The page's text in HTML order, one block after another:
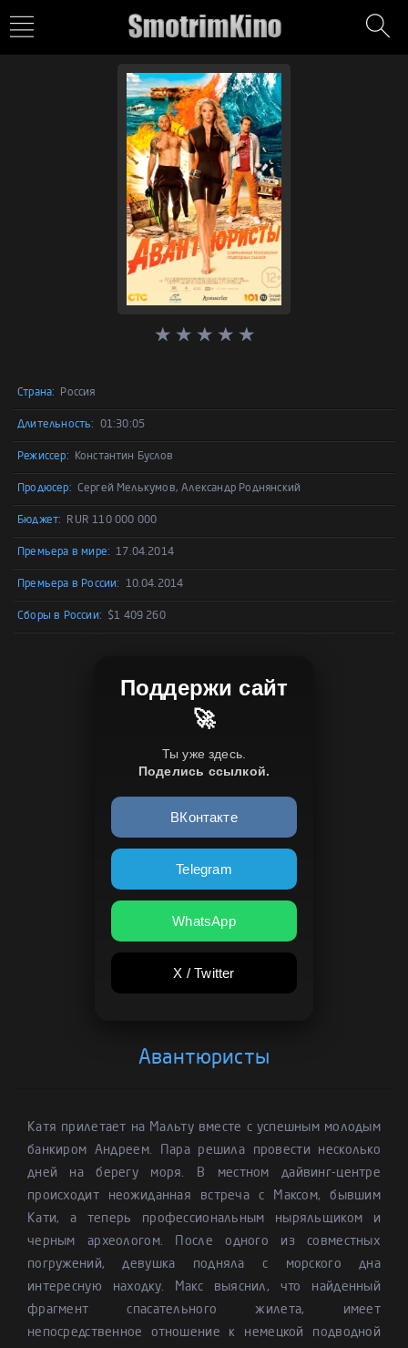
Страна: Россия
Длительность: 01:30:05
Режиссер: Константин Буслов
Продюсер: Сергей Мелькумов, Александр Роднянский
Бюджет: RUR 110 000 000
Премьера в мире: 17.04.2014
Премьера в России: 10.04.2014
Сборы в России: $1 409 260
Поддержи сайт
🚀
Ты уже здесь.
Поделись ссылкой.
ВКонтакте
Telegram
WhatsApp
X / Twitter
Авантюристы
Катя прилетает на Мальту вместе с успешным молодым
банкиром Андреем. Пара решила провести несколько
дней на берегу моря. В местном дайвинг-центре
происходит неожиданная встреча с Максом, бывшим
Кати, а теперь профессиональным ныряльщиком и
черным археологом. После одного из совместных
погружений, девушка подняла с морского дна
интересную находку. Макс выяснил, что найденный
фрагмент спасательного жилета, имеет
непосредственное отношение к немецкой подводной